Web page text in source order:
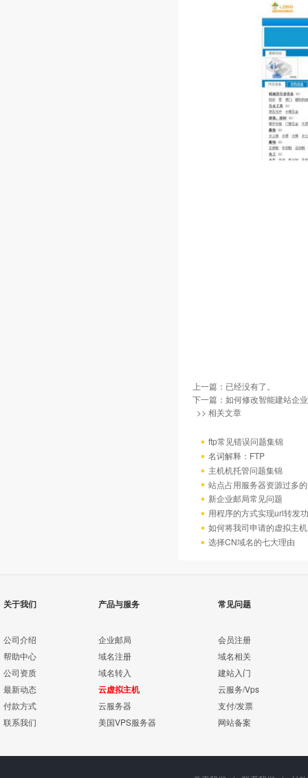
上一篇：已经没有了。
下一篇： 如何修改智能建站企
>> 相关文章
ftp常见错误问题集锦
名词解释：FTP
主机机托管问题集锦
站点占用服务器资源过多
新企业邮局常见问题
用程序的方式实现url转发
如何将我司申请的虚拟主
选择CN域名的七大理由
关于我们
公司介绍
帮助中心
公司资质
最新动态
付款方式
联系我们
产品与服务
企业邮局
域名注册
域名转入
云虚拟主机
云服务器
美国VPS服务器
常见问题
会员注册
域名相关
建站入门
云服务/Vps
支付/发票
网站备案